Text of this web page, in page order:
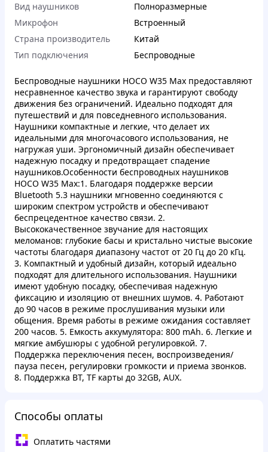
Вид наушников
Полноразмерные
Микрофон
Встроенный
Страна производитель
Китай
Тип подключения
Беспроводные
Беспроводные наушники HOCO W35 Max предоставляют
несравненное качество звука и гарантируют свободу
движения без ограничений. Идеально подходят для
путешествий и для повседневного использования.
Наушники компактные и легкие, что делает их
идеальными для многочасового использования, не
нагружая уши. Эргономичный дизайн обеспечивает
надежную посадку и предотвращает спадение
наушников.Особенности беспроводных наушников
HOCO W35 Max:1. Благодаря поддержке версии
Bluetooth 5.3 наушники мгновенно соединяются с
широким спектром устройств и обеспечивают
беспрецедентное качество связи. 2.
Высококачественное звучание для настоящих
меломанов: глубокие басы и кристально чистые высокие
частоты благодаря диапазону частот от 20 Гц до 20 кГц.
3. Компактный и удобный дизайн, который идеально
подходят для длительного использования. Наушники
имеют удобную посадку, обеспечивая надежную
фиксацию и изоляцию от внешних шумов. 4. Работают
до 90 часов в режиме прослушивания музыки или
общения. Время работы в режиме ожидания составляет
200 часов. 5. Емкость аккумулятора: 800 mAh. 6. Легкие и
мягкие амбушюры с удобной регулировкой. 7.
Поддержка переключения песен, воспроизведения/
пауза песен, регулировки громкости и приема звонков.
8. Поддержка BT, TF карты до 32GB, AUX.
Способы оплаты
Оплатить частями